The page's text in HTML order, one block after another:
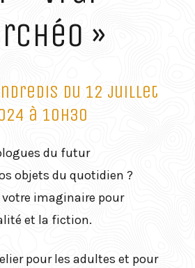
»
du 12 juillet
à 10h30
du futur
objets du quotidien ?
votre imaginaire pour
et la fiction.
pour les adultes et pour